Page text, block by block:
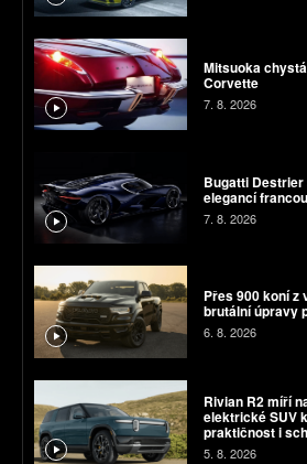
Mitsuoka
Corvette
7. 8. 2026
Bugatti
elegancí
7. 8. 2026
Přes 900 koní
brutální úpravy
6. 8. 2026
Rivian R2 míří
elektrické SUV
praktičnost i
5. 8. 2026